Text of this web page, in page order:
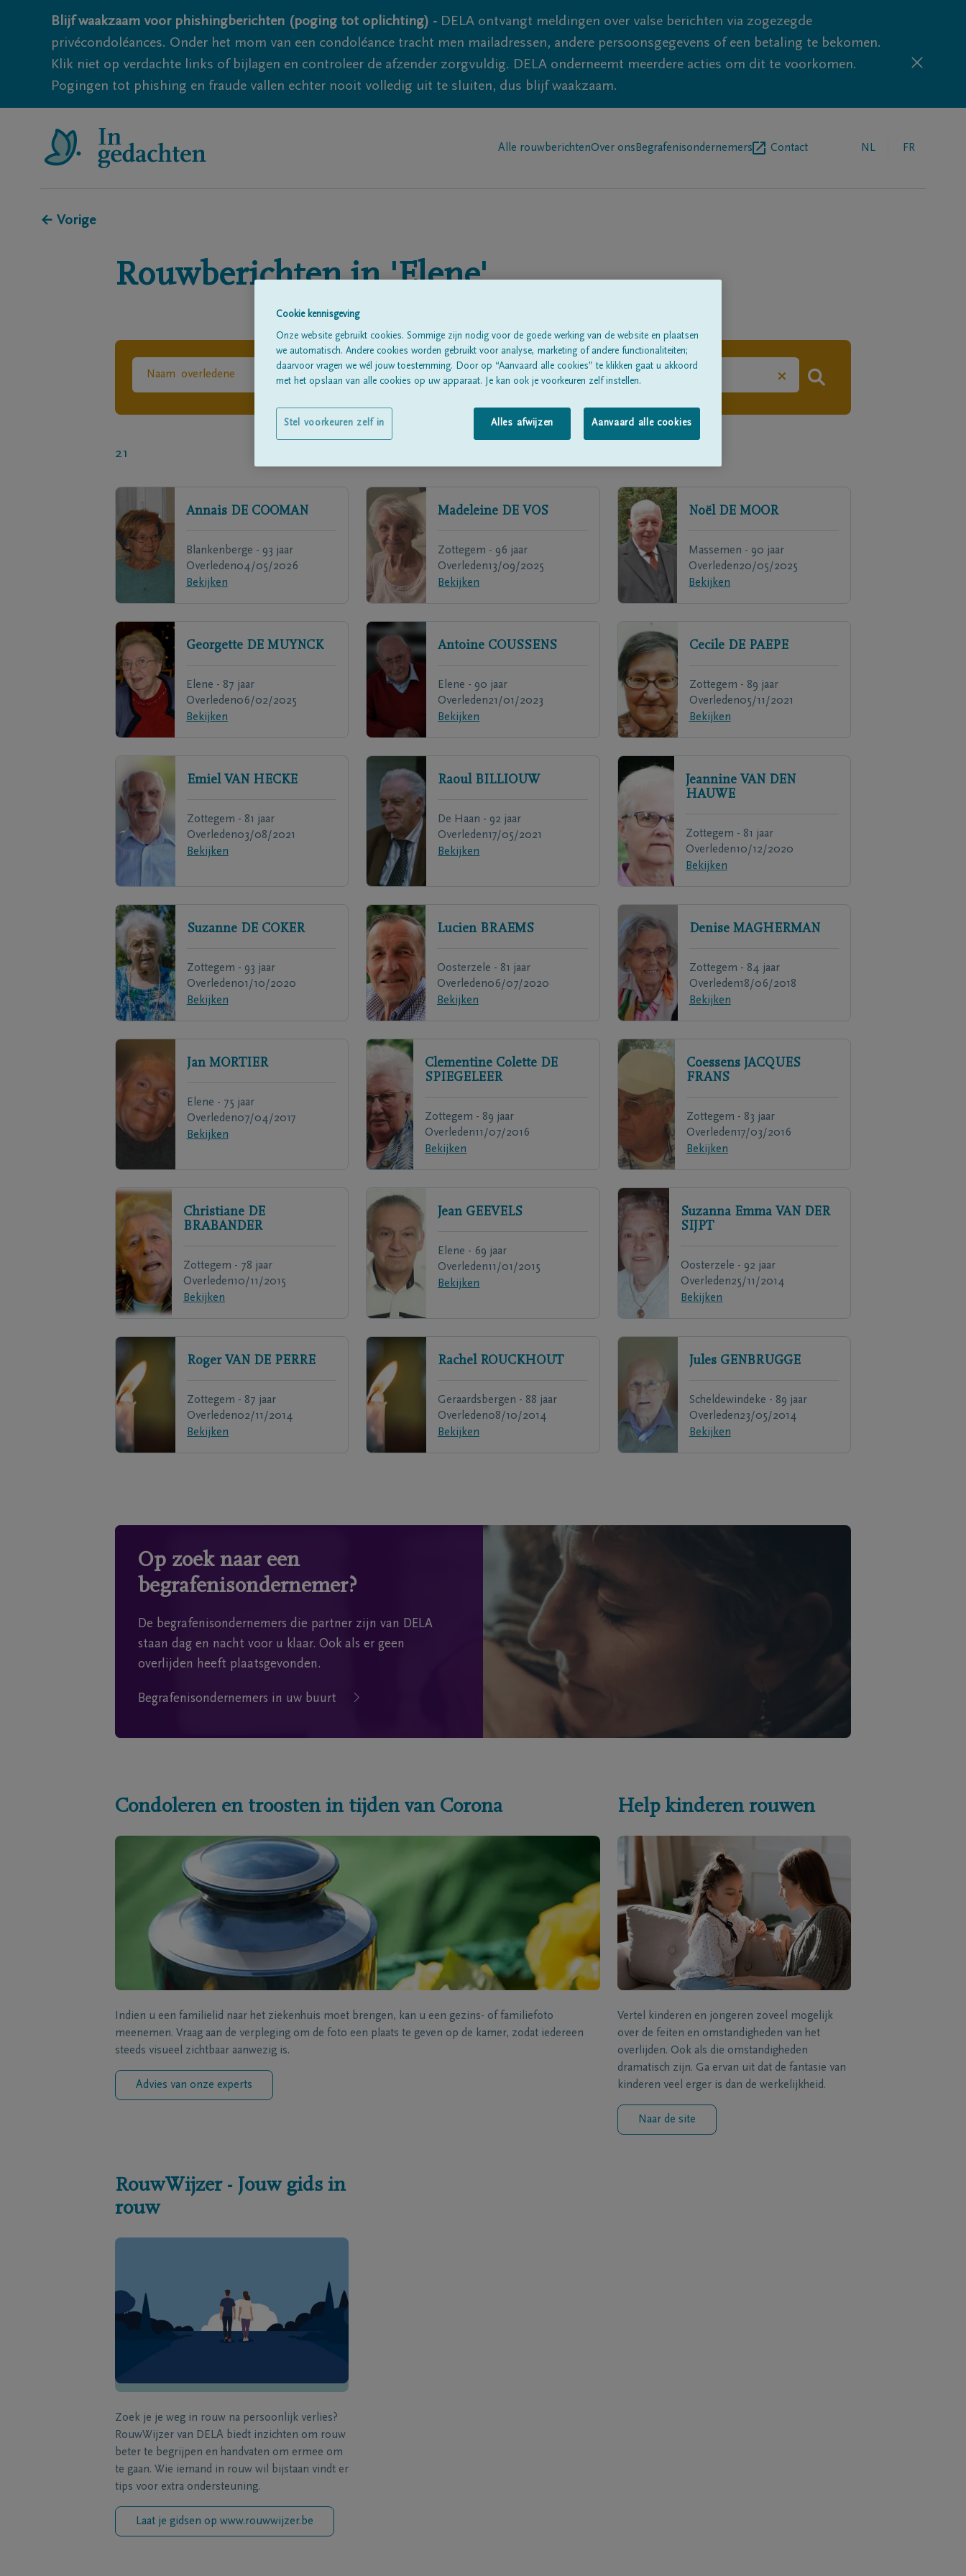
Blijf waakzaam voor phishingberichten (poging tot oplichting) - DELA ontvangt meldingen over valse berichten via zogezegde
privécondoléances. Onder het mom van een condoléance tracht men mailadressen, andere persoonsgegevens of een betaling te bekomen.
Klik niet op verdachte links of bijlagen en controleer de afzender zorgvuldig. DELA onderneemt meerdere acties om dit te voorkomen.
Pogingen tot phishing en fraude vallen echter nooit volledig uit te sluiten, dus blijf waakzaam.
Alle rouwberichtenOver ons Begrafenisondernemers Contact NL FR
← Vorige
Rouwberichten in 'Elene'
×
21
Annais DE COOMAN
Blankenberge - 93 jaar
Overleden04/05/2026
Bekijken
Madeleine DE VOS
Zottegem - 96 jaar
Overleden13/09/2025
Bekijken
Noël DE MOOR
Massemen - 90 jaar
Overleden20/05/2025
Bekijken
Georgette DE MUYNCK
Elene - 87 jaar
Overleden06/02/2025
Bekijken
Antoine COUSSENS
Elene - 90 jaar
Overleden21/01/2023
Bekijken
Cecile DE PAEPE
Zottegem - 89 jaar
Overleden05/11/2021
Bekijken
Emiel VAN HECKE
Zottegem - 81 jaar
Overleden03/08/2021
Bekijken
Raoul BILLIOUW
De Haan - 92 jaar
Overleden17/05/2021
Bekijken
Jeannine VAN DEN
HAUWE
Zottegem - 81 jaar
Overleden10/12/2020
Bekijken
Suzanne DE COKER
Zottegem - 93 jaar
Overleden01/10/2020
Bekijken
Lucien BRAEMS
Oosterzele - 81 jaar
Overleden06/07/2020
Bekijken
Denise MAGHERMAN
Zottegem - 84 jaar
Overleden18/06/2018
Bekijken
Jan MORTIER
Elene - 75 jaar
Overleden07/04/2017
Bekijken
Clementine Colette DE
SPIEGELEER
Zottegem - 89 jaar
Overleden11/07/2016
Bekijken
Coessens JACQUES
FRANS
Zottegem - 83 jaar
Overleden17/03/2016
Bekijken
Christiane DE
BRABANDER
Zottegem - 78 jaar
Overleden10/11/2015
Bekijken
Jean GEEVELS
Elene - 69 jaar
Overleden11/01/2015
Bekijken
Suzanna Emma VAN DER
SIJPT
Oosterzele - 92 jaar
Overleden25/11/2014
Bekijken
Roger VAN DE PERRE
Zottegem - 87 jaar
Overleden02/11/2014
Bekijken
Rachel ROUCKHOUT
Geraardsbergen - 88 jaar
Overleden08/10/2014
Bekijken
Jules GENBRUGGE
Scheldewindeke - 89 jaar
Overleden23/05/2014
Bekijken
Op zoek naar een
begrafenisondernemer?
De begrafenisondernemers die partner zijn van DELA
staan dag en nacht voor u klaar. Ook als er geen
overlijden heeft plaatsgevonden.
Begrafenisondernemers in uw buurt
Condoleren en troosten in tijden van Corona
Indien u een familielid naar het ziekenhuis moet brengen, kan u een gezins- of familiefoto
meenemen. Vraag aan de verpleging om de foto een plaats te geven op de kamer, zodat iedereen
steeds visueel zichtbaar aanwezig is.
Advies van onze experts
Help kinderen rouwen
Vertel kinderen en jongeren zoveel mogelijk
over de feiten en omstandigheden van het
overlijden. Ook als die omstandigheden
dramatisch zijn. Ga ervan uit dat de fantasie van
kinderen veel erger is dan de werkelijkheid.
Naar de site
RouwWijzer - Jouw gids in
rouw
Zoek je je weg in rouw na persoonlijk verlies?
RouwWijzer van DELA biedt inzichten om rouw
beter te begrijpen en handvaten om ermee om
te gaan. Wie iemand in rouw wil bijstaan vindt er
tips voor extra ondersteuning.
Laat je gidsen op www.rouwwijzer.be
Cookie kennisgeving
Onze website gebruikt cookies. Sommige zijn nodig voor de goede werking van de website en plaatsen
we automatisch. Andere cookies worden gebruikt voor analyse, marketing of andere functionaliteiten;
daarvoor vragen we wél jouw toestemming. Door op “Aanvaard alle cookies” te klikken gaat u akkoord
met het opslaan van alle cookies op uw apparaat. Je kan ook je voorkeuren zelf instellen.
Alles afwijzen Aanvaard alle cookies
Stel voorkeuren zelf in